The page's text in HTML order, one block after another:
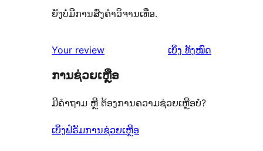
ຍັງບໍ່ມີການສົ່ງຄຳວິຈານເທື່ອ.
Your review ເບິ່ງ ຄຳ
ທັງໝົດ
ການຊ່ວຍເຫຼືອ
ມີຄຳຖາມ ຫຼື ຕ້ອງການຄວາມຊ່ວຍເຫຼືອບໍ່?
ເບິ່ງຟໍຣັມການຊ່ວຍເຫຼືອ